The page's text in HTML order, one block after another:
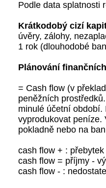
Podle data splatnosti
Krátkodobý cizí
úvěry, zálohy,
1 rok (dlouhodobé
Plánování
= Cash flow (v
peněžních
minulé účetní období.
vyprodukovat peníze.
pokladně nebo na
cash flow + :
cash flow = příjmy -
cash flow - :